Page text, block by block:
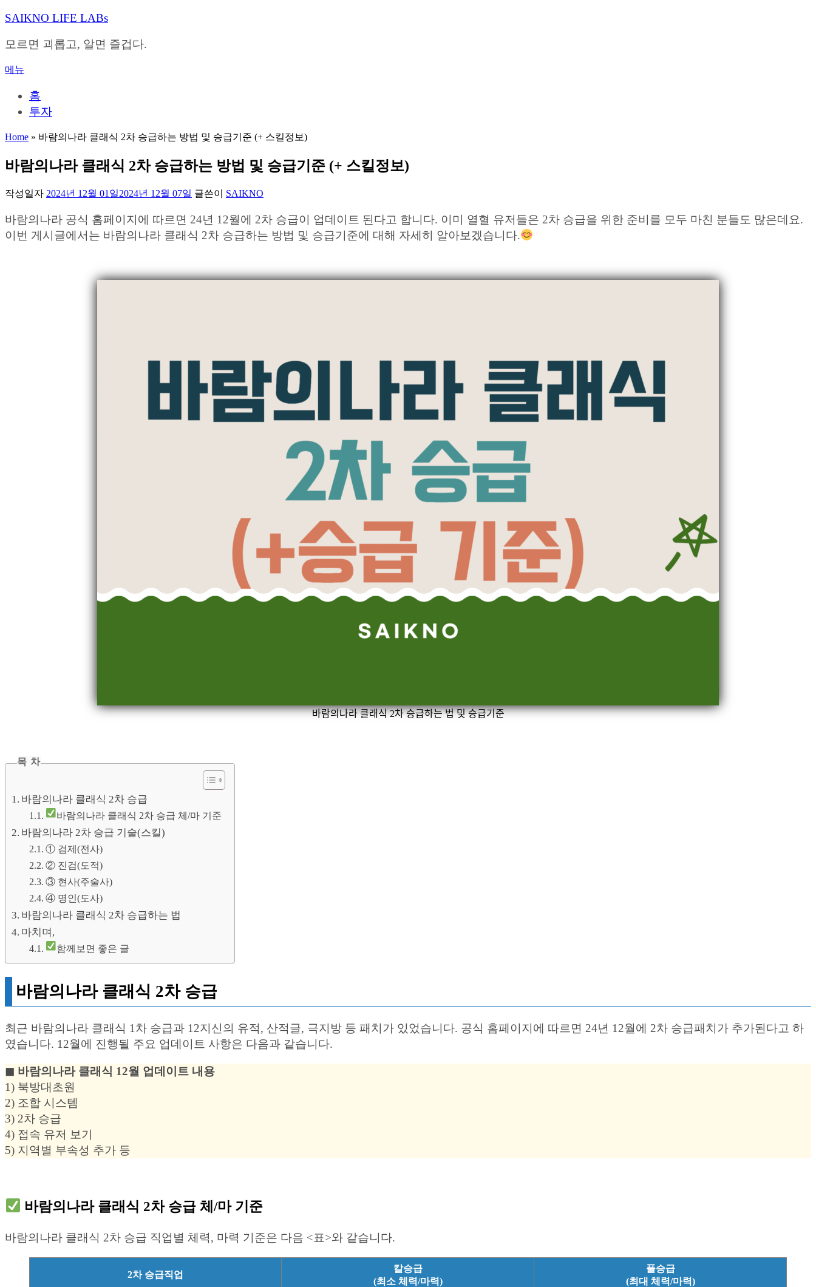
내
으
바
SAIKNO LIFE LABs
모르면 괴롭고, 알면 즐겁다.
메뉴
홈
투자
Home » 바람의나라 클래식 2차 승급하는 방법 및 승급기준 (+ 스킬정보)
바람의나라 클래식 2차 승급하는 방법 및 승급기준 (+ 스킬정보)
작성일자 2024년 12월 01일2024년 12월 07일 글쓴이 SAIKNO
바람의나라 공식 홈페이지에 따르면 24년 12월에 2차 승급이 업데이트 된다고 합니다. 이미 열혈 유저들은 2차 승급을 위한 준비를 모두 마친 분들도 많은데요.
이번 게시글에서는 바람의나라 클래식 2차 승급하는 방법 및 승급기준에 대해 자세히 알아보겠습니다.
바람의나라 클래식 2차 승급하는 법 및 승급기준
목 차
바람의나라 클래식 2차 승급
바람의나라 클래식 2차 승급 체/마 기준
바람의나라 2차 승급 기술(스킬)
① 검제(전사)
② 진검(도적)
③ 현사(주술사)
④ 명인(도사)
바람의나라 클래식 2차 승급하는 법
마치며,
함께보면 좋은 글
바람의나라 클래식 2차 승급
최근 바람의나라 클래식 1차 승급과 12지신의 유적, 산적글, 극지방 등 패치가 있었습니다. 공식 홈페이지에 따르면 24년 12월에 2차 승급패치가 추가된다고 하
였습니다. 12월에 진행될 주요 업데이트 사항은 다음과 같습니다.
◼︎ 바람의나라 클래식 12월 업데이트 내용
1) 북방대초원
2) 조합 시스템
3) 2차 승급
4) 접속 유저 보기
5) 지역별 부속성 추가 등
바람의나라 클래식 2차 승급 체/마 기준
바람의나라 클래식 2차 승급 직업별 체력, 마력 기준은 다음 <표>와 같습니다.
2차 승급직업
칼승급
(최소 체력/마력)
풀승급
(최대 체력/마력)